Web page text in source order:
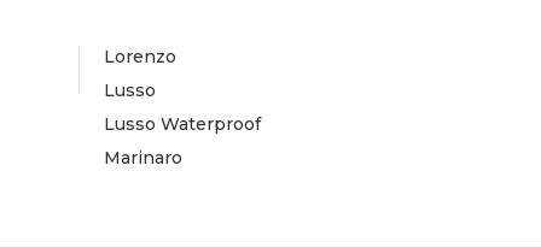
Lorenzo
Lusso
Lusso Waterproof
Marinaro